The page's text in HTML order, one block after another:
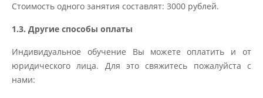
Стоимость одного занятия составлят: 3000 рублей.
1.3. Другие способы оплаты
Индивидуальное обучение Вы можете оплатить и от
юридического лица. Для это свяжитесь пожалуйста с
нами: